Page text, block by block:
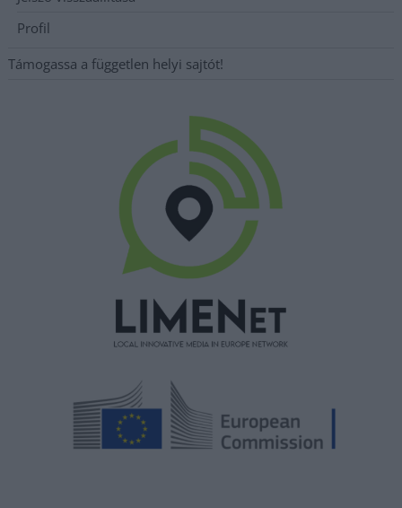
Profil
Támogassa a független helyi sajtót!